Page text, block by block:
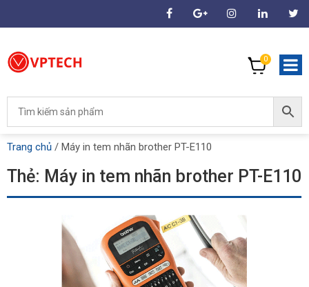
0
Trang chủ / Máy in tem nhãn brother PT-E110
Thẻ: Máy in tem nhãn brother PT-E110